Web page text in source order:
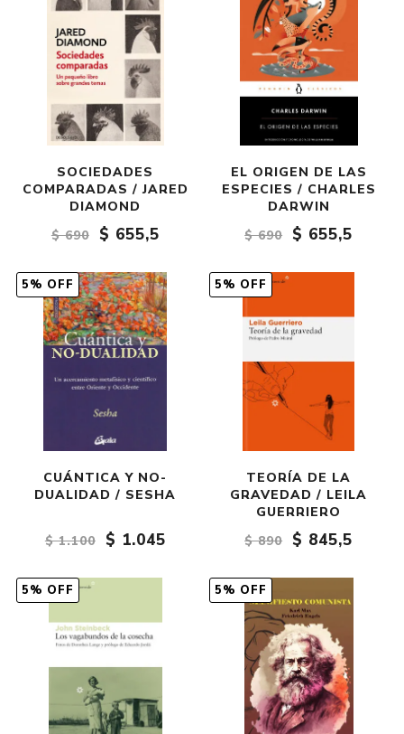
SOCIEDADES
COMPARADAS / JARED
DIAMOND
$ 690
$ 655,5
EL ORIGEN DE LAS
ESPECIES / CHARLES
DARWIN
$ 690
$ 655,5
5% OFF
CUÁNTICA Y NO-
DUALIDAD / SESHA
$ 1.100 $ 1.045
5% OFF
TEORÍA DE LA
GRAVEDAD / LEILA
GUERRIERO
$ 890
$ 845,5
5% OFF 5% OFF